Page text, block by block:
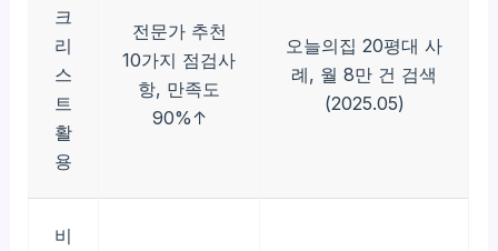
크
리
스
트
활
용
전문가 추천
10가지 점검사
항, 만족도
90%↑
오늘의집 20평대 사
례, 월 8만 건 검색
(2025.05)
비